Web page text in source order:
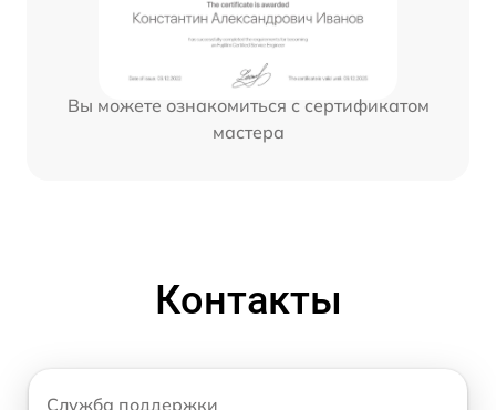
Вы можете ознакомиться с сертификатом
мастера
Контакты
Служба поддержки